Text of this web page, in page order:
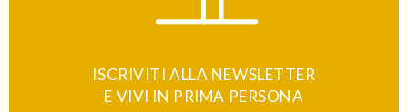
ISCRIVITI ALLA NEWSLETTER
E VIVI IN PRIMA PERSONA